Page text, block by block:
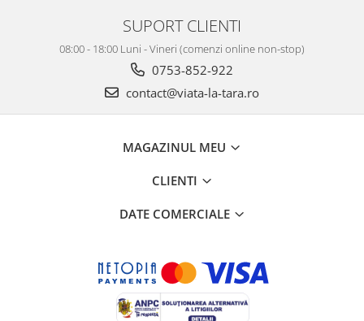
SUPORT CLIENTI
08:00 - 18:00 Luni - Vineri (comenzi online non-stop)
0753-852-922
contact@viata-la-tara.ro
MAGAZINUL MEU
CLIENTI
DATE COMERCIALE